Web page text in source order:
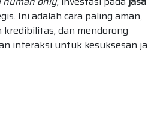
Ini adalah cara paling aman,
dan mendorong
interaksi untuk kesuksesan